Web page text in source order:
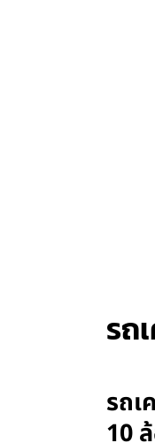
รถ
รถเ
10